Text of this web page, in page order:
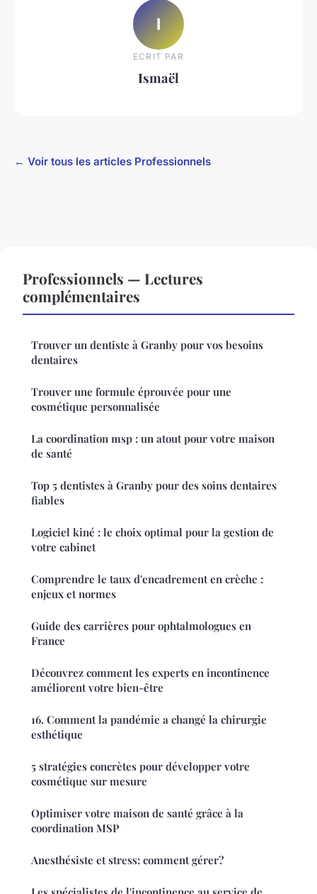
I
ECRIT PAR
Ismaël
← Voir tous les articles Professionnels
Professionnels — Lectures
complémentaires
Trouver un dentiste à Granby pour vos besoins
dentaires
Trouver une formule éprouvée pour une
cosmétique personnalisée
La coordination msp : un atout pour votre maison
de santé
Top 5 dentistes à Granby pour des soins dentaires
fiables
Logiciel kiné : le choix optimal pour la gestion de
votre cabinet
Comprendre le taux d'encadrement en crèche :
enjeux et normes
Guide des carrières pour ophtalmologues en
France
Découvrez comment les experts en incontinence
améliorent votre bien-être
16. Comment la pandémie a changé la chirurgie
esthétique
5 stratégies concrètes pour développer votre
cosmétique sur mesure
Optimiser votre maison de santé grâce à la
coordination MSP
Anesthésiste et stress: comment gérer?